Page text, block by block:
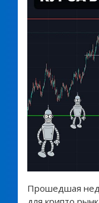
Прошедшая